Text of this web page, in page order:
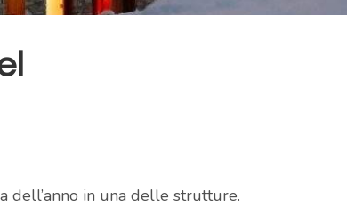
in una delle strutture.